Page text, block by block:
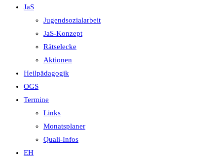
JaS
Jugendsozialarbeit
JaS-Konzept
Rätselecke
Aktionen
Heilpädagogik
OGS
Termine
Links
Monatsplaner
Quali-Infos
EH